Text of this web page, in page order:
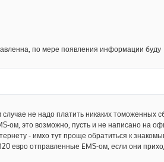
по мере появления информации буду
не надо платить никаких томоженных
ом, это возможно, пусть и не написано на
- имхо тут проще обратиться к
евро отправленные EMS-ом, если они